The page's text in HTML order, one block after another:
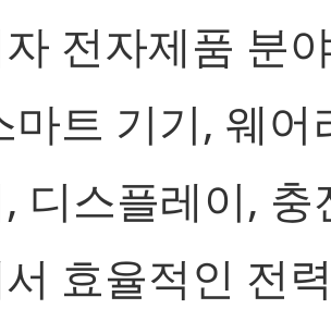
전자제품 분
마트 기기, 웨어
디스플레이, 충
효율적인 전